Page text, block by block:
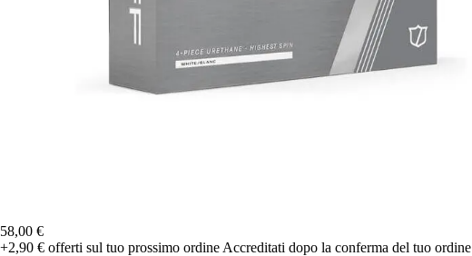
58,00 €
+2,90 € offerti sul tuo prossimo ordine Accreditati dopo la conferma del tuo ordine